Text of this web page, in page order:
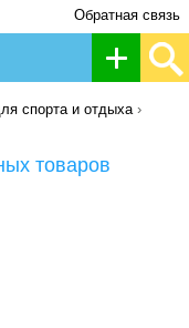
Обратная связь
Д
спорта и отдыха›
товаров